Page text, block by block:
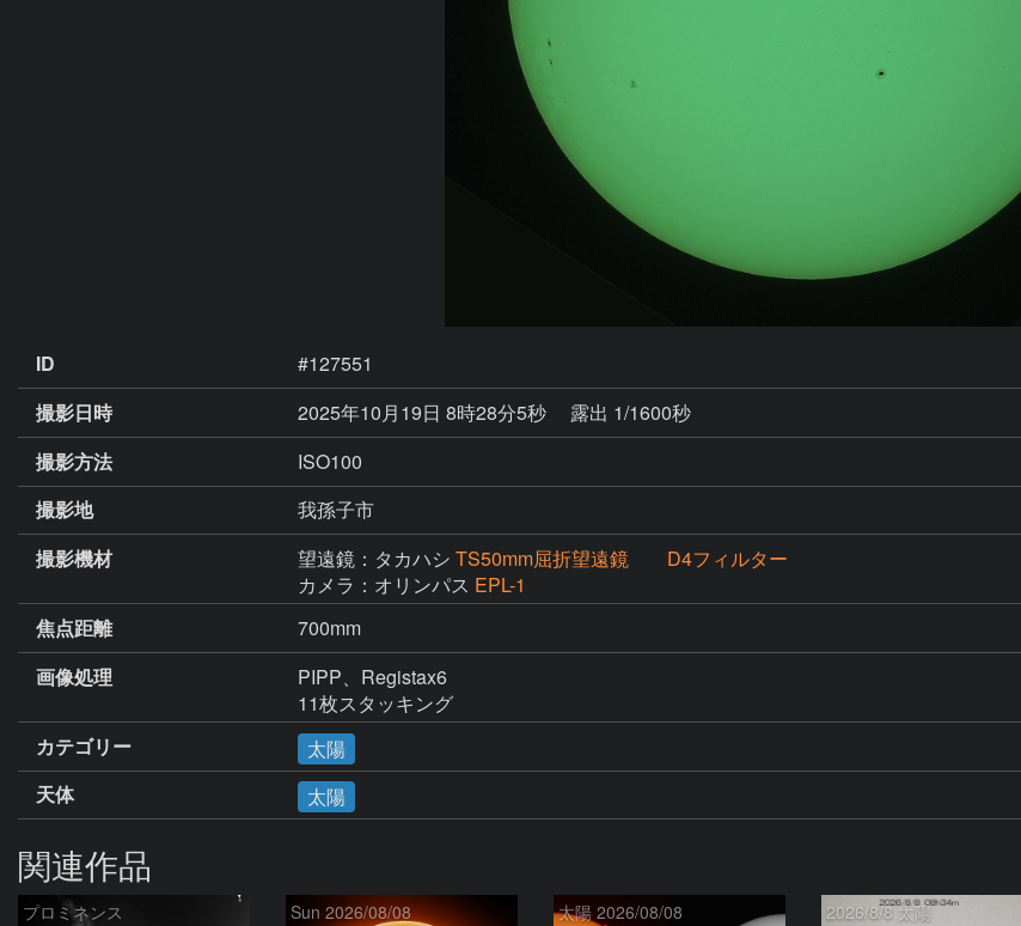
ID
#127551
撮影日時
2025年10月19日 8時28分5秒
露出 1/1600秒
撮影方法
ISO100
撮影地
我孫子市
撮影機材
望遠鏡：タカハシ TS50mm屈折望遠鏡 D4フィルター
カメラ：オリンパス EPL-1
焦点距離
700mm
画像処理
PIPP、Registax6
11枚スタッキング
カテゴリー
太陽
天体
太陽
関連作品
プロミネンス Sun 2026/08/08 太陽 2026/08/08 2026/8/8 太陽